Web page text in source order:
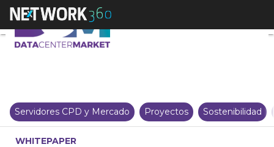
Del hierro a la inteligencia:
Servidores CPD y Mercado Proyectos Sostenibilidad
WHITEPAPER